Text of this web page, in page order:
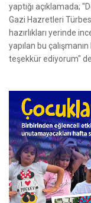
yaptığı açıklamada;
Gazi Hazretleri
hazırlıkları yerinde
yapılan bu
teşekkür ediyorum"